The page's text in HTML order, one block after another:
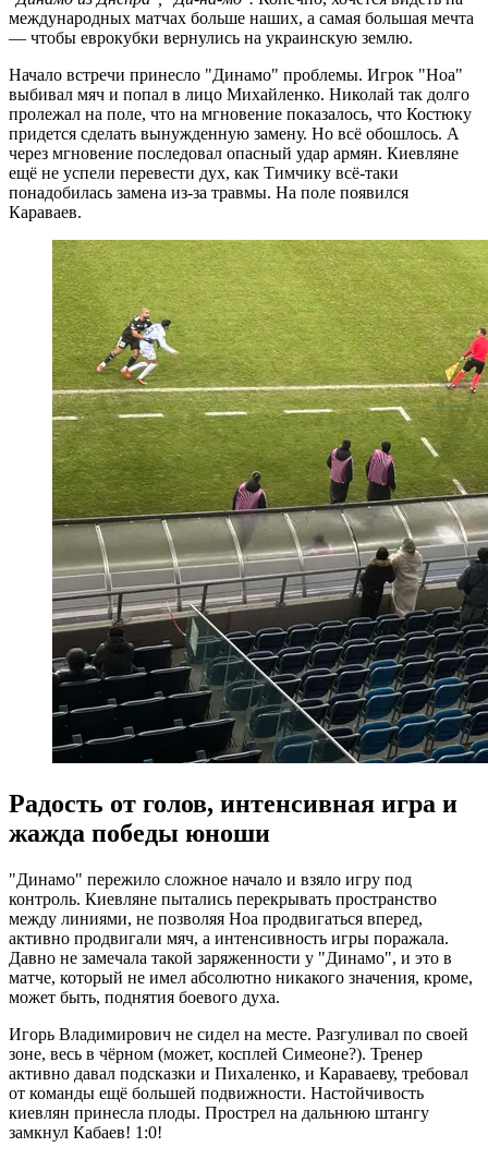
международных матчах больше наших, а самая большая мечта
— чтобы еврокубки вернулись на украинскую землю.
Начало встречи принесло "Динамо" проблемы. Игрок "Ноа"
выбивал мяч и попал в лицо Михайленко. Николай так долго
пролежал на поле, что на мгновение показалось, что Костюку
придется сделать вынужденную замену. Но всё обошлось. А
через мгновение последовал опасный удар армян. Киевляне
ещё не успели перевести дух, как Тимчику всё-таки
понадобилась замена из-за травмы. На поле появился
Караваев.
Радость от голов, интенсивная игра и
жажда победы юноши
"Динамо" пережило сложное начало и взяло игру под
контроль. Киевляне пытались перекрывать пространство
между линиями, не позволяя Ноа продвигаться вперед,
активно продвигали мяч, а интенсивность игры поражала.
Давно не замечала такой заряженности у "Динамо", и это в
матче, который не имел абсолютно никакого значения, кроме,
может быть, поднятия боевого духа.
Игорь Владимирович не сидел на месте. Разгуливал по своей
зоне, весь в чёрном (может, косплей Симеоне?). Тренер
активно давал подсказки и Пихаленко, и Караваеву, требовал
от команды ещё большей подвижности. Настойчивость
киевлян принесла плоды. Прострел на дальнюю штангу
замкнул Кабаев! 1:0!